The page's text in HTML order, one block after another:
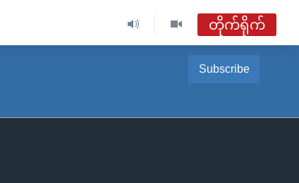
တိုက်ရိုက်
အစီအစဉ်များ
Subscribe